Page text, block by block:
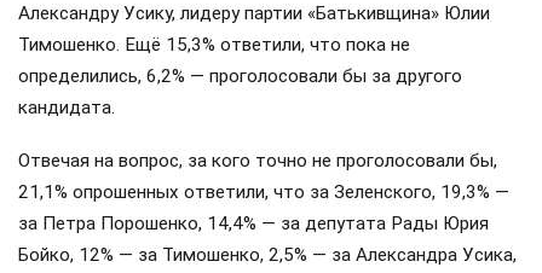
Александру Усику, лидеру партии «Батькивщина» Юлии
Тимошенко. Ещё 15,3% ответили, что пока не
определились, 6,2% — проголосовали бы за другого
кандидата.
Отвечая на вопрос, за кого точно не проголосовали бы,
21,1% опрошенных ответили, что за Зеленского, 19,3% —
за Петра Порошенко, 14,4% — за депутата Рады Юрия
Бойко, 12% — за Тимошенко, 2,5% — за Александра Усика,